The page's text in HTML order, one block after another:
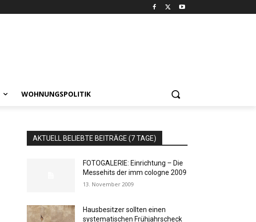
WOHNUNGSPOLITIK
AKTUELL BELIEBTE BEITRÄGE (7 TAGE)
FOTOGALERIE: Einrichtung – Die
Messehits der imm cologne 2009
13. November 2009
Hausbesitzer sollten einen
systematischen Frühjahrscheck